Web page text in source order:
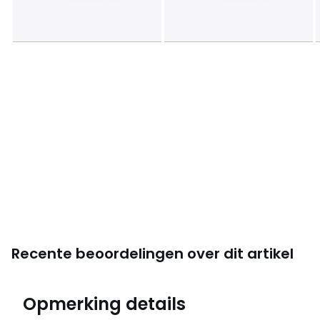
Recente beoordelingen over dit artikel
4,6
Opmerking details